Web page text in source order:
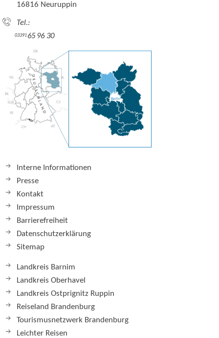
16816 Neuruppin
Tel.:
0339165 96 30
Interne Informationen
Presse
Kontakt
Impressum
Barrierefreiheit
Datenschutzerklärung
Sitemap
Landkreis Barnim
Landkreis Oberhavel
Landkreis Ostprignitz Ruppin
Reiseland Brandenburg
Tourismusnetzwerk Brandenburg
Leichter Reisen